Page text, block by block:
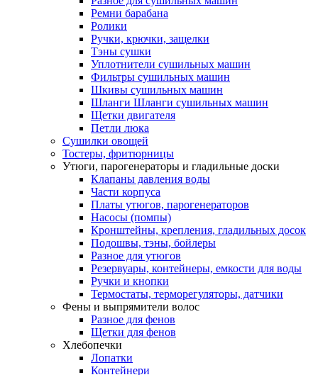
Ремни барабана
Ролики
Ручки, крючки, защелки
Тэны сушки
Уплотнители сушильных машин
Фильтры сушильных машин
Шкивы сушильных машин
Шланги Шланги сушильных машин
Щетки двигателя
Петли люка
Сушилки овощей
Тостеры, фритюрницы
Утюги, парогенераторы и гладильные доски
Клапаны давления воды
Части корпуса
Платы утюгов, парогенераторов
Насосы (помпы)
Кронштейны, крепления, гладильных досок
Подошвы, тэны, бойлеры
Разное для утюгов
Резервуары, контейнеры, емкости для воды
Ручки и кнопки
Термостаты, терморегуляторы, датчики
Фены и выпрямители волос
Разное для фенов
Щетки для фенов
Хлебопечки
Лопатки
Контейнери